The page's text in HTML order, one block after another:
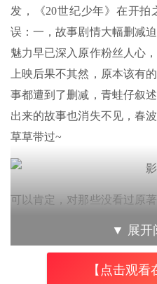
发，《20世纪少年》在开
误：一，故事剧情大幅删减
魅力早已深入原作粉丝人心
上映后果不其然，原本该有
事都遭到了删减，青蛙仔叙
出来的故事也消失不见，春
草草带过~
可以肯定，对那些没看过原
创撰写，未经许可谢绝转载
▼ 展开
【点击观看